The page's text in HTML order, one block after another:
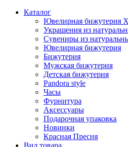
Каталог
Ювелирная бижутерия
Украшения из
Сувениры из
Ювелирная бижутерия
Бижутерия
Мужская бижутерия
Детская бижутерия
Pandora style
Часы
Фурнитура
Аксеcсуары
Подарочная упаковка
Новинки
Красная Пресня
Вид товара